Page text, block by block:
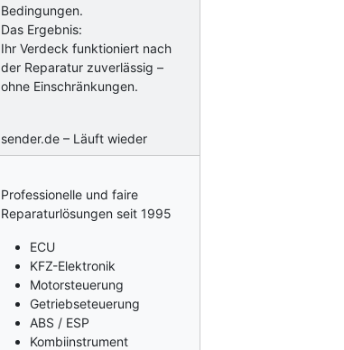
Bedingungen.
Das Ergebnis:
Ihr Verdeck funktioniert nach
der Reparatur zuverlässig –
ohne Einschränkungen.
sender.de – Läuft wieder
Professionelle und faire
Reparaturlösungen seit 1995
ECU
KFZ-Elektronik
Motorsteuerung
Getriebseteuerung
ABS / ESP
Kombiinstrument